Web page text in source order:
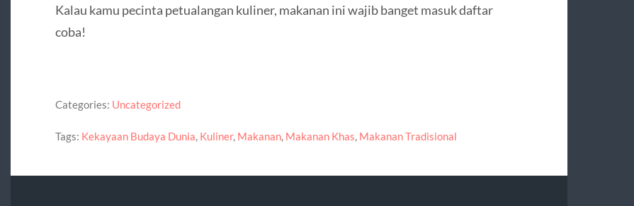
Kalau kamu pecinta petualangan kuliner, makanan ini wajib banget masuk daftar
coba!
Categories: Uncategorized
Tags: Kekayaan Budaya Dunia Kuliner, Makanan, Makanan Khas Makanan Tradisional